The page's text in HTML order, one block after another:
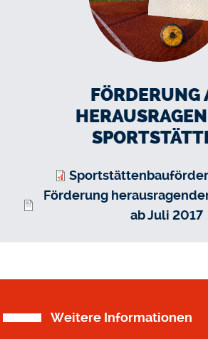
FÖRDERUNG
Förderung
ab Juli 2017
Weitere Informationen